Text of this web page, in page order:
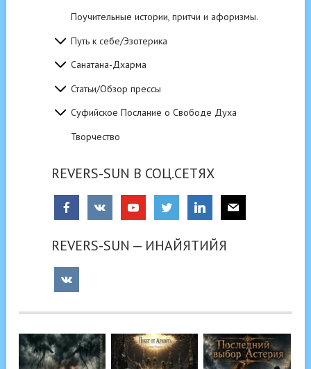
Поучительные истории, притчи и афоризмы.
Путь к себе/Эзотерика
Санатана-Дхарма
Статьи/Обзор прессы
Суфийское Послание о Свободе Духа
Творчество
REVERS-SUN В СОЦ.СЕТЯХ
REVERS-SUN — ИНАЙЯТИЙЯ